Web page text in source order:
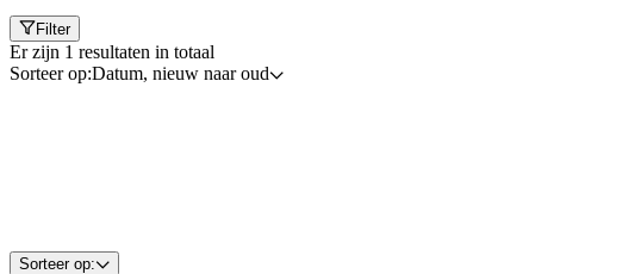
Filter
Er zijn 1 resultaten in totaal
Sorteer op:Datum, nieuw naar oud
Sorteer op: